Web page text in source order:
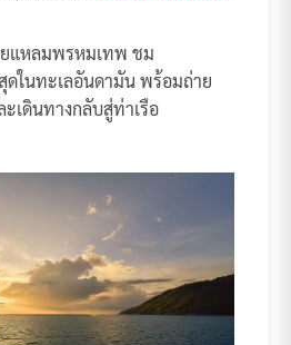
แหลมพรหมเทพ ชม
ในทะเลอันดามัน พร้อมถ่าย
เดินทางกลับสู่ท่าเรือ